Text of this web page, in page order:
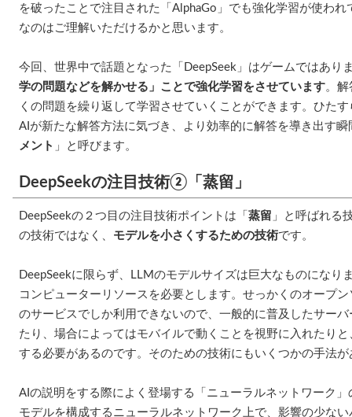
を破ったことで注目された「AlphaGo」でも強化学習が使わ
なのはご理解いただけるかと思います。
今回、世界中で話題となった「DeepSeek」はゲームではあり
学の問題などを解かせる」ことで強化学習をさせています。解
くの問題を繰り返して学習させていくことができます。ひた
AIが新たな解答方法に気づき、より効率的に解答を導き出す
メント 」と呼びます。
DeepSeekの注目技術②「蒸留」
DeepSeekの２つ目の注目技術ポイントは「 蒸留 」と呼ばれる
の技術ではなく、 モデルを小さくするための技術です。
DeepSeekに限らず、LLMのモデルサイズは巨大なものになり
コンピューターリソースを必要とします。せっかくのオープ
のサービスでしか利用できないので、一般的に普及したサー
たり、場合によってはモバイルで動くことを視野に入れたり
する必要があるのです。そのための技術にもいくつかの手法が
AIの説明をする際によく登場する「ニューラルネットワーク
モデルを構成するニューラルネットワーク上で、影響の少な